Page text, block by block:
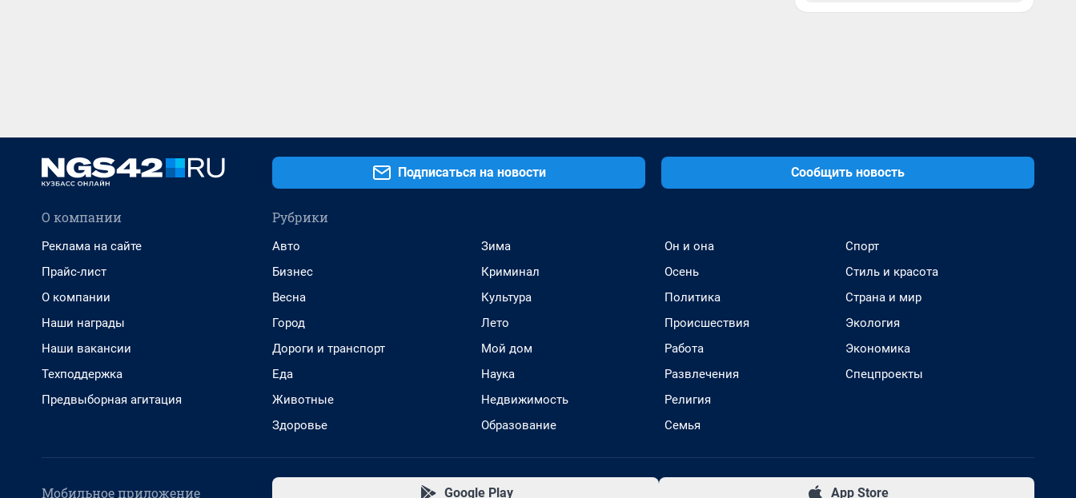
Подписаться на новости Сообщить новость
О компании
Реклама на сайте
Прайс-лист
О компании
Наши награды
Наши вакансии
Техподдержка
Предвыборная агитация
Рубрики
Авто
Бизнес
Весна
Город
Дороги и транспорт
Еда
Животные
Здоровье
Зима
Криминал
Культура
Лето
Мой дом
Наука
Недвижимость
Образование
Он и она
Осень
Политика
Происшествия
Работа
Развлечения
Религия
Семья
Спорт
Стиль и красота
Страна и мир
Экология
Экономика
Спецпроекты
Мобильное приложение Google Play App Store